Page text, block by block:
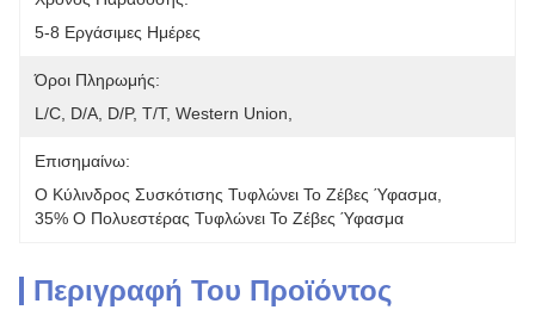
5-8 Εργάσιμες Ημέρες
Όροι Πληρωμής:
L/C, D/A, D/P, T/T, Western Union,
Επισημαίνω:
Ο Κύλινδρος Συσκότισης Τυφλώνει Το Ζέβες Ύφασμα
35% Ο Πολυεστέρας Τυφλώνει Το Ζέβες Ύφασμα
Περιγραφή Του Προϊόντος